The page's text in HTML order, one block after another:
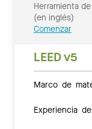
Herramienta
(en inglés)
Comenzar
LEED v5
Marco de
Experiencia